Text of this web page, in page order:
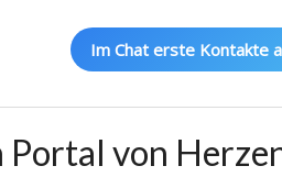
Im Chat erste Kontakte
Portal von